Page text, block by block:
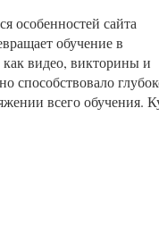
особенностей сайта
обучение в
видео, викторины и
способствовало
всего обучения.